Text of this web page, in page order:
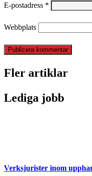
E-postadress *
Webbplats
Fler artiklar
Lediga jobb
Verksjurister inom